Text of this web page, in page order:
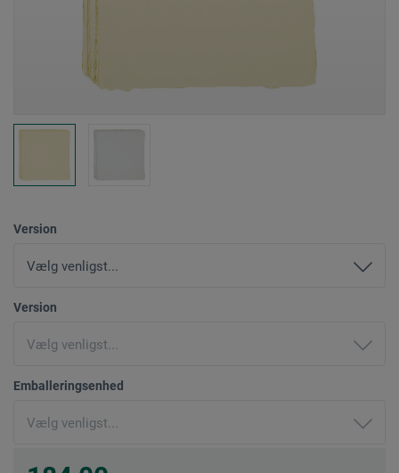
Version
Version
Emballeringsenhed